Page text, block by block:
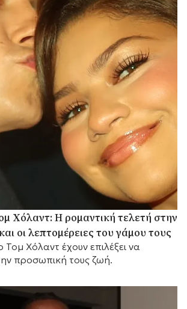
Χόλαντ: Η ρομαντική τελετή στην
οι λεπτομέρειες του γάμου τους
Τομ Χόλαντ έχουν επιλέξει να
προσωπική τους ζωή.